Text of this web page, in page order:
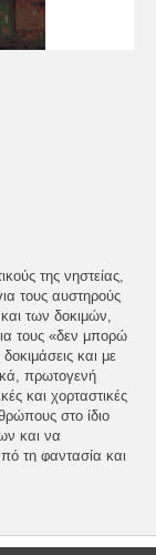
της νηστείας,
τους αυστηρούς
των δοκιμών,
τους «δεν μπορώ
και με
πρωτογενή
και χορταστικές
στο ίδιο
και να
τη φαντασία και